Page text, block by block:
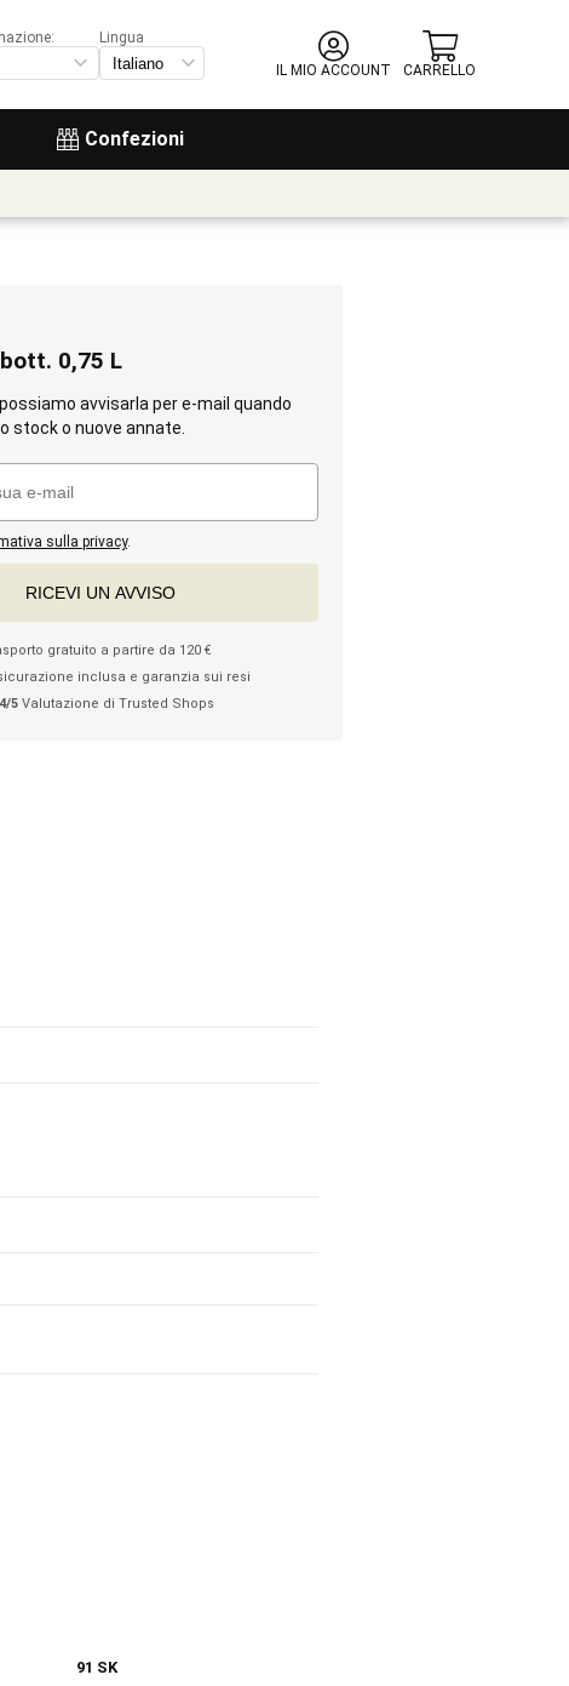
Confezioni
Lingua
IL MIO ACCOUNT
CARRELLO
0,75 L
avvisarla per e-mail quando
stock o nuove annate.
sulla privacy.
RICEVI UN AVVISO
gratuito a partire da 120 €
inclusa e garanzia sui resi
5 Valutazione di Trusted Shops
91 SK